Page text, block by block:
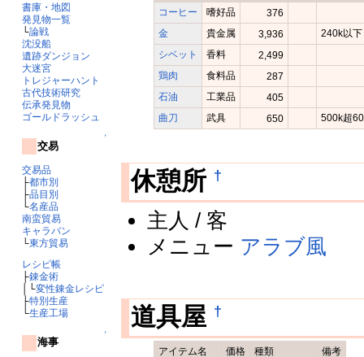
書庫・地図
発見物一覧
└論戦
沈没船
遺跡ダンジョン
大迷宮
トレジャーハント
古代技術研究
伝承発見物
ゴールドラッシュ
↑
交易
交易品
├都市別
├品目別
└名産品
南蛮貿易
キャラバン
└東方貿易
レシピ帳
├錬金術
│└変性錬金レシピ
├特別生産
└生産工場
↑
海事
コーヒー
嗜好品
376
金
貴金属 3,936
240k以下
シベット
香料
2,499
鶏肉
食料品
287
石油
工業品
405
曲刀
武具 650 500k超
休憩所 †
主人 / 客
メニュー アラブ風
道具屋 †
アイテム名 価格 種類
備考